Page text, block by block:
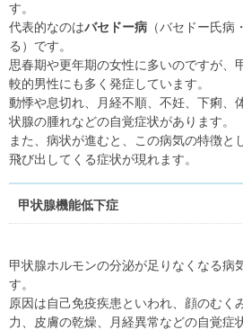
す。
代表的なのはバセドー病 （バセドー氏
る）です。
思春期や更年期の女性に多いのですが、
較的男性にも多く発症しています。
動悸や息切れ、月経不順、不妊、下痢、
状腺の腫れなどの自覚症状があります。
また、病状が進むと、この病気の特徴と
飛び出してくる症状が現れます。
甲状腺機能低下症
甲状腺ホルモンの分泌が足りなくなる病
す。
原因は自己免疫疾患といわれ、顔のむく
力、皮膚の乾燥、月経異常などの自覚症